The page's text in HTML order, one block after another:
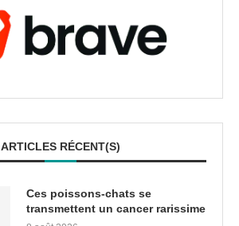
ARTICLES RÉCENT(S)
Ces poissons-chats se
transmettent un cancer rarissime